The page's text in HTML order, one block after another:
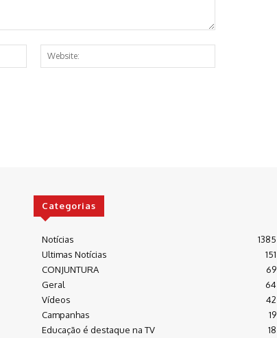
Email:*
Categorias
Notícias
1385
Ultimas Notícias
151
CONJUNTURA
69
Geral
64
Vídeos
42
Campanhas
19
Educação é destaque na TV
18